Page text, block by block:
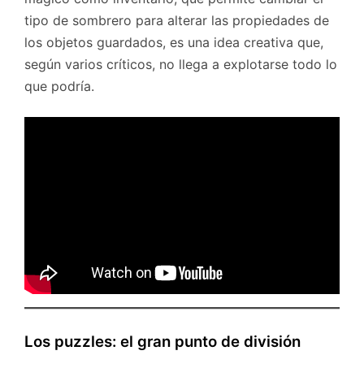
tipo de sombrero para alterar las propiedades de
los objetos guardados, es una idea creativa que,
según varios críticos, no llega a explotarse todo lo
que podría.
Los puzzles: el gran punto de división